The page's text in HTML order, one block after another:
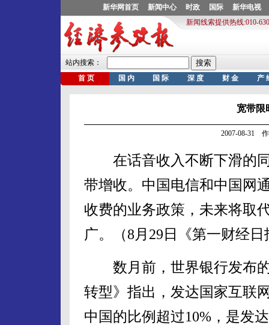
宽带限
2007-08-31
在话音收入不断下滑的同
带增收。中国电信和中国网
收费的业务政策，未来将取
广。（8月29日《第一财经日
数月前，世界银行发布的
转型》指出，发达国家互联
中国的比例超过10%，是发